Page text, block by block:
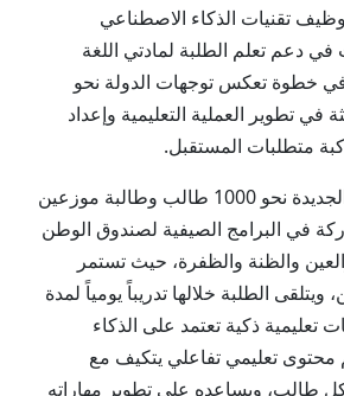
تقنيات الذكاء الاصطناعي
في دعم تعلم الطلبة لمادتي اللغة
في خطوة تعكس توجهات الدولة نحو
في تطوير العملية التعليمية وإعداد
متطلبات المستقبل.
ويستفيد من التجربة الجديدة نحو 1000 طالب وطالبة موزعين
في البرامج الصيفية لصندوق الوطن
والظنة والظفرة، حيث تستمر
ويتلقى الطلبة خلالها تدريباً يومياً لمدة
ذكية تعتمد على الذكاء
تعليمي تفاعلي يتكيف مع
طالب، ويساعده على تطوير مهاراته